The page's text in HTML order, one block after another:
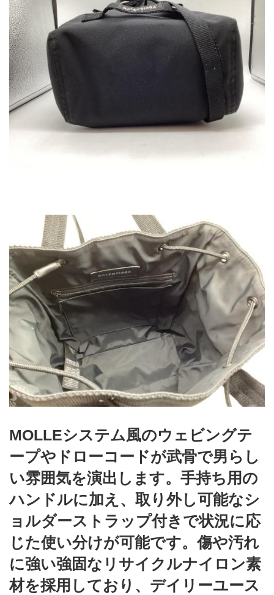
MOLLEシステム風のウェビングテ
ープやドローコードが武骨で男らし
い雰囲気を演出します。手持ち用の
ハンドルに加え、取り外し可能なシ
ョルダーストラップ付きで状況に応
じた使い分けが可能です。傷や汚れ
に強い強固なリサイクルナイロン素
材を採用しており、デイリーユース